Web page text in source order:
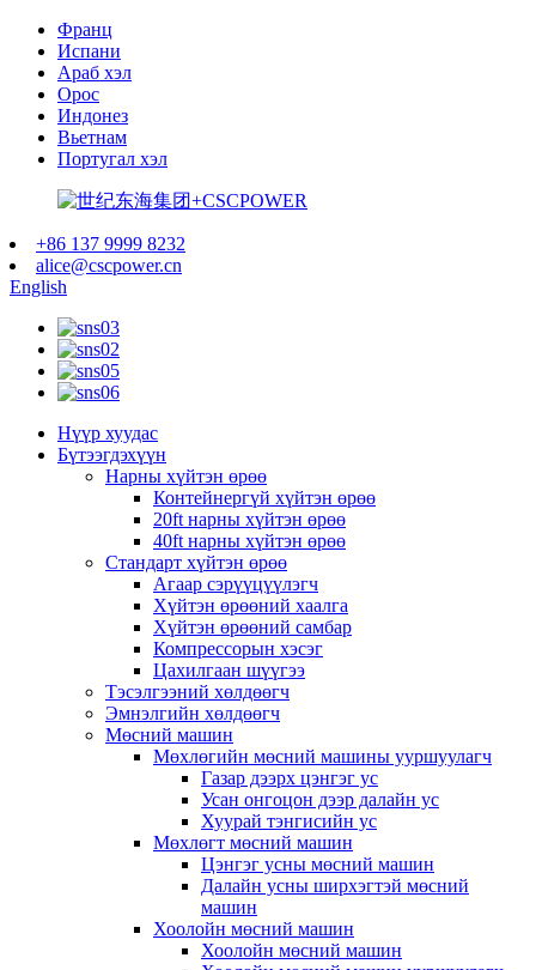
Франц
Испани
Араб хэл
Орос
Индонез
Вьетнам
Португал хэл
+86 137 9999 8232
alice@cscpower.cn
English
Нүүр хуудас
Бүтээгдэхүүн
Нарны хүйтэн өрөө
Контейнергүй хүйтэн өрөө
20ft нарны хүйтэн өрөө
40ft нарны хүйтэн өрөө
Стандарт хүйтэн өрөө
Агаар сэрүүцүүлэгч
Хүйтэн өрөөний хаалга
Хүйтэн өрөөний самбар
Компрессорын хэсэг
Цахилгаан шүүгээ
Тэсэлгээний хөлдөөгч
Эмнэлгийн хөлдөөгч
Мөсний машин
Мөхлөгийн мөсний машины ууршуулагч
Газар дээрх цэнгэг ус
Усан онгоцон дээр далайн ус
Хуурай тэнгисийн ус
Мөхлөгт мөсний машин
Цэнгэг усны мөсний машин
Далайн усны ширхэгтэй мөсний
машин
Хоолойн мөсний машин
Хоолойн мөсний машин